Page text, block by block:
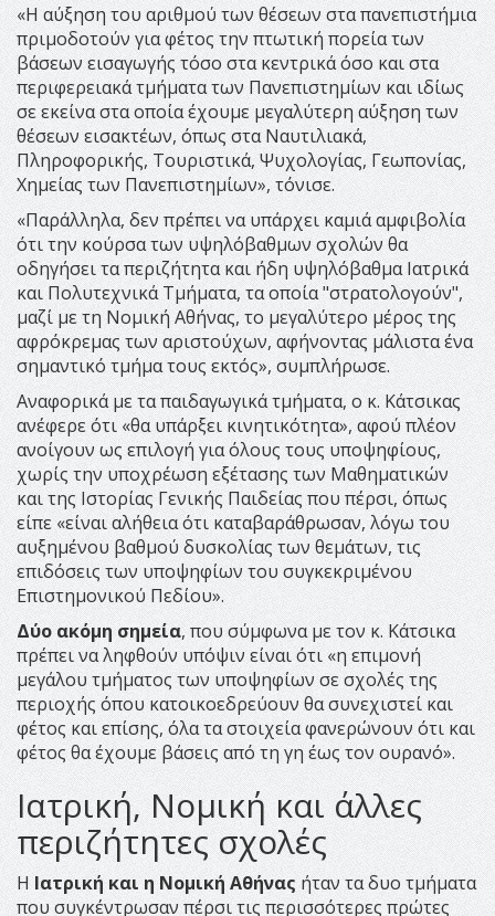
«Η αύξηση του αριθμού των θέσεων στα πανεπιστήμια
πριμοδοτούν για φέτος την πτωτική πορεία των
βάσεων εισαγωγής τόσο στα κεντρικά όσο και στα
περιφερειακά τμήματα των Πανεπιστημίων και ιδίως
σε εκείνα στα οποία έχουμε μεγαλύτερη αύξηση των
θέσεων εισακτέων, όπως στα Ναυτιλιακά,
Πληροφορικής, Τουριστικά, Ψυχολογίας, Γεωπονίας,
Χημείας των Πανεπιστημίων», τόνισε.
«Παράλληλα, δεν πρέπει να υπάρχει καμιά αμφιβολία
ότι την κούρσα των υψηλόβαθμων σχολών θα
οδηγήσει τα περιζήτητα και ήδη υψηλόβαθμα Ιατρικά
και Πολυτεχνικά Τμήματα, τα οποία "στρατολογούν",
μαζί με τη Νομική Αθήνας, το μεγαλύτερο μέρος της
αφρόκρεμας των αριστούχων, αφήνοντας μάλιστα ένα
σημαντικό τμήμα τους εκτός», συμπλήρωσε.
Αναφορικά με τα παιδαγωγικά τμήματα, ο κ. Κάτσικας
ανέφερε ότι «θα υπάρξει κινητικότητα», αφού πλέον
ανοίγουν ως επιλογή για όλους τους υποψηφίους,
χωρίς την υποχρέωση εξέτασης των Μαθηματικών
και της Ιστορίας Γενικής Παιδείας που πέρσι, όπως
είπε «είναι αλήθεια ότι καταβαράθρωσαν, λόγω του
αυξημένου βαθμού δυσκολίας των θεμάτων, τις
επιδόσεις των υποψηφίων του συγκεκριμένου
Επιστημονικού Πεδίου».
Δύο ακόμη σημεία, που σύμφωνα με τον κ. Κάτσικα
πρέπει να ληφθούν υπόψιν είναι ότι «η επιμονή
μεγάλου τμήματος των υποψηφίων σε σχολές της
περιοχής όπου κατοικοεδρεύουν θα συνεχιστεί και
φέτος και επίσης, όλα τα στοιχεία φανερώνουν ότι και
φέτος θα έχουμε βάσεις από τη γη έως τον ουρανό».
Ιατρική, Νομική και άλλες
περιζήτητες σχολές
ΗΙατρική και η Νομική Αθήναςήταν τα δυο τμήματα
που συγκέντρωσαν πέρσι τις περισσότερες πρώτες